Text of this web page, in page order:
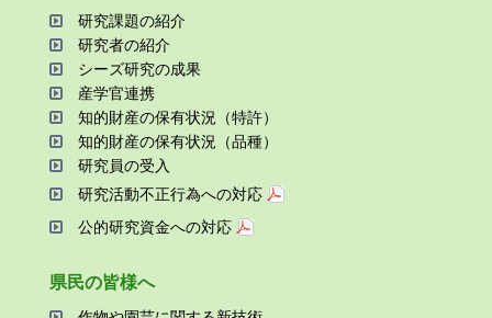
研究課題の紹介
研究者の紹介
シーズ研究の成果
産学官連携
知的財産の保有状況（特許）
知的財産の保有状況（品種）
研究員の受⼊
研究活動不正⾏為への対応
公的研究資金への対応
県⺠の皆様へ